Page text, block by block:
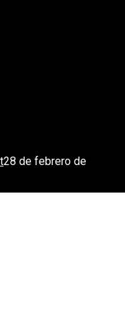
28 de febrero de